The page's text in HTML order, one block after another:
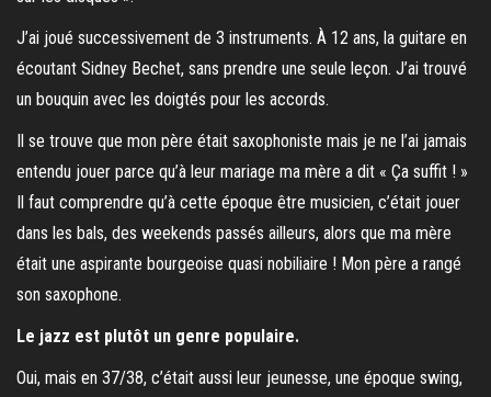
J’ai joué successivement de 3 instruments. À 12 ans, la guitare en
écoutant Sidney Bechet, sans prendre une seule leçon. J’ai trouvé
un bouquin avec les doigtés pour les accords.
Il se trouve que mon père était saxophoniste mais je ne l’ai jamais
entendu jouer parce qu’à leur mariage ma mère a dit « Ça suffit ! »
Il faut comprendre qu’à cette époque être musicien, c’était jouer
dans les bals, des weekends passés ailleurs, alors que ma mère
était une aspirante bourgeoise quasi nobiliaire ! Mon père a rangé
son saxophone.
Le jazz est plutôt un genre populaire.
Oui, mais en 37/38, c’était aussi leur jeunesse, une époque swing,